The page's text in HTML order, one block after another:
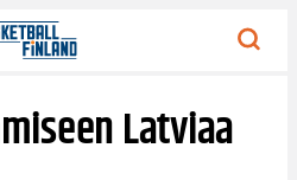
Latviaa